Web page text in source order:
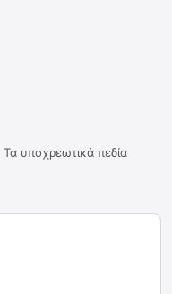
Τα υποχρεωτικά πεδία